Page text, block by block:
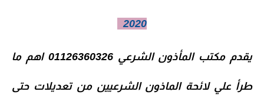
2020
يقدم مكتبالمأذون الشرعي 01126360326 اهم ما
طرأ علي لائحة الماذون الشرعيين من تعديلات حتى